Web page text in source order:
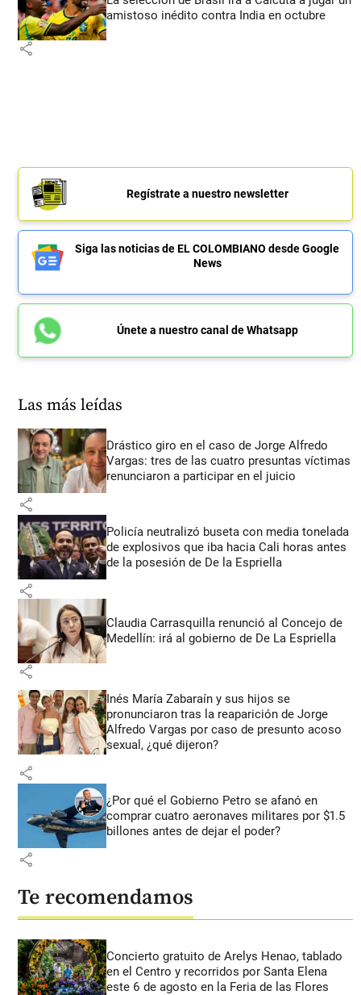
amistoso inédito contra India en octubre
share
Regístrate a nuestro newsletter
Siga las noticias de EL COLOMBIANO desde Google
News
Únete a nuestro canal de Whatsapp
Las más leídas
Drástico giro en el caso de Jorge Alfredo
Vargas: tres de las cuatro presuntas víctimas
renunciaron a participar en el juicio
share
Policía neutralizó buseta con media tonelada
de explosivos que iba hacia Cali horas antes
de la posesión de De la Espriella
share
Claudia Carrasquilla renunció al Concejo de
Medellín: irá al gobierno de De La Espriella
share
Inés María Zabaraín y sus hijos se
pronunciaron tras la reaparición de Jorge
Alfredo Vargas por caso de presunto acoso
sexual, ¿qué dijeron?
share
¿Por qué el Gobierno Petro se afanó en
comprar cuatro aeronaves militares por $1.5
billones antes de dejar el poder?
share
Te recomendamos
Concierto gratuito de Arelys Henao, tablado
en el Centro y recorridos por Santa Elena
este 6 de agosto en la Feria de las Flores